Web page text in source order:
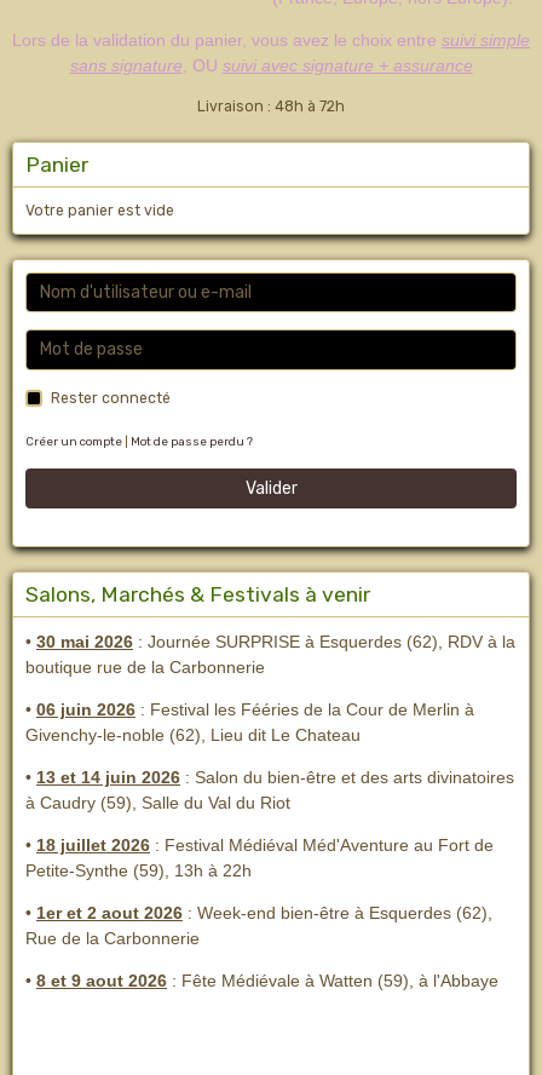
Lors de la validation du panier, vous avez le choix entre suivi simple
sans signature , OU suivi avec signature + assurance
Livraison : 48h à 72h
Panier
Votre panier est vide
Rester connecté
Créer un compte Mot de passe perdu ?
Valider
Salons, Marchés & Festivals à venir
• 30 mai 2026 : Journée SURPRISE à Esquerdes (62), RDV à la
boutique rue de la Carbonnerie
• 06 juin 2026 : Festival les Fééries de la Cour de Merlin à
Givenchy-le-noble (62), Lieu dit Le Chateau
• 13 et 14 juin 2026 : Salon du bien-être et des arts divinatoires
à Caudry (59), Salle du Val du Riot
• 18 juillet 2026 : Festival Médiéval Méd'Aventure au Fort de
Petite-Synthe (59), 13h à 22h
• 1er et 2 aout 2026 : Week-end bien-être à Esquerdes (62),
Rue de la Carbonnerie
• 8 et 9 aout 2026 : Fête Médiévale à Watten (59), à l'Abbaye